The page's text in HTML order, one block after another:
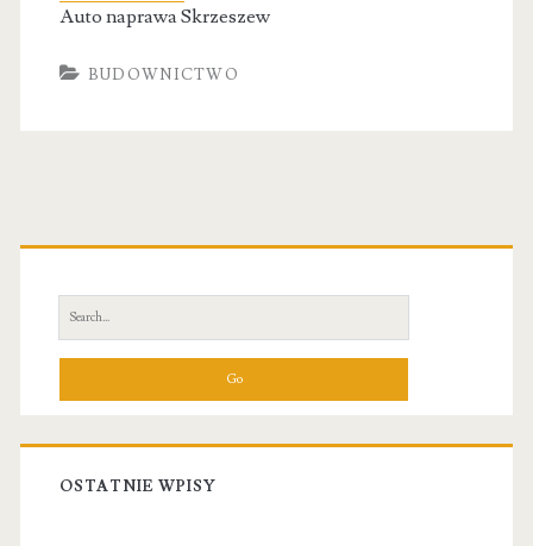
Auto naprawa Skrzeszew
BUDOWNICTWO
Primary
Sidebar
Search
for:
OSTATNIE WPISY